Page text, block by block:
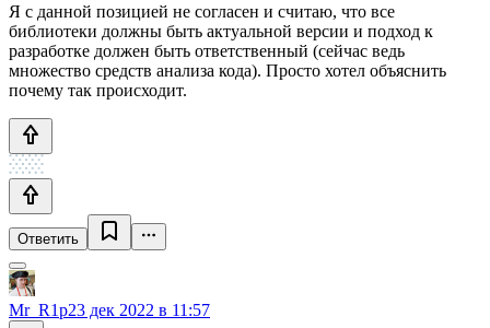
Я с данной позицией не согласен и считаю, что все
библиотеки должны быть актуальной версии и подход к
разработке должен быть ответственный (сейчас ведь
множество средств анализа кода). Просто хотел объяснить
почему так происходит.
Ответить
Mr_R1p23 дек 2022 в 11:57